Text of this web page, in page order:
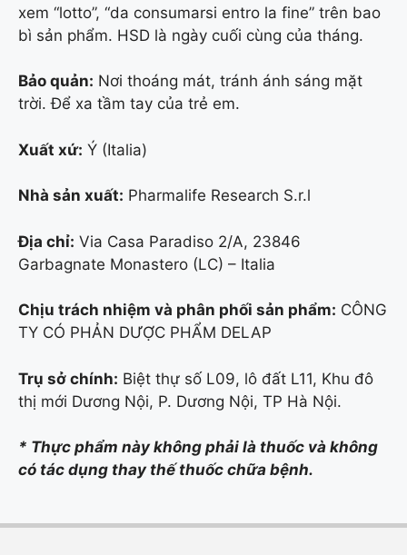
xem “lotto”, “da consumarsi entro la fine” trên bao
bì sản phẩm. HSD là ngày cuối cùng của tháng.
Bảo quản: Nơi thoáng mát, tránh ánh sáng mặt
trời. Để xa tầm tay của trẻ em.
Xuất xứ: Ý (Italia)
Nhà sản xuất: Pharmalife Research S.r.l
Địa chỉ: Via Casa Paradiso 2/A, 23846
Garbagnate Monastero (LC) – Italia
Chịu trách nhiệm và phân phối sản phẩm: CÔNG
TY CÓ PHẢN DƯỢC PHẨM DELAP
Trụ sở chính: Biệt thự số L09, lô đất L11, Khu đô
thị mới Dương Nội, P. Dương Nội, TP Hà Nội.
* Thực phẩm này không phải là thuốc và không
có tác dụng thay thế thuốc chữa bệnh.